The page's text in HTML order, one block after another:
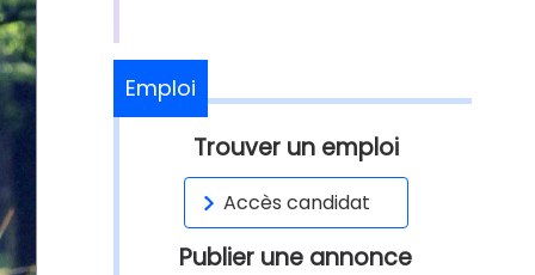
Emploi
Trouver un emploi
Accès candidat
Publier une annonce